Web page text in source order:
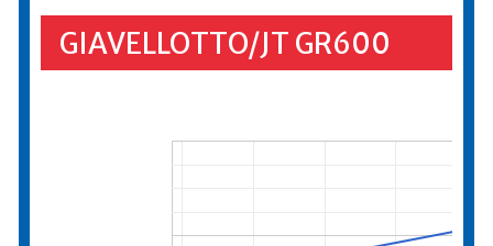
GIAVELLOTTO/JT GR600